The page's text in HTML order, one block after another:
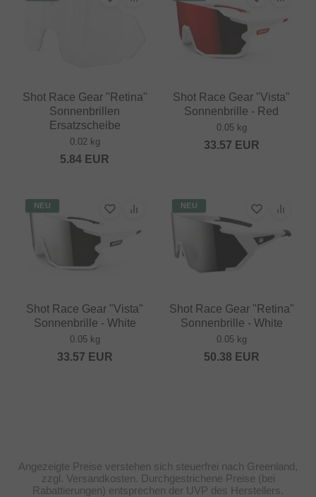
Shot Race Gear "Retina"
Sonnenbrillen
Ersatzscheibe
0.02 kg
5.84 EUR
Shot Race Gear "Vista"
Sonnenbrille - Red
0.05 kg
33.57 EUR
NEU
Shot Race Gear "Vista"
Sonnenbrille - White
0.05 kg
33.57 EUR
NEU
Shot Race Gear "Retina"
Sonnenbrille - White
0.05 kg
50.38 EUR
Angezeigte Preise verstehen sich steuerfrei nach Greenland,
zzgl. Versandkosten. Durchgestrichene Preise (bei
Rabattierungen) entsprechen der UVP des Herstellers.